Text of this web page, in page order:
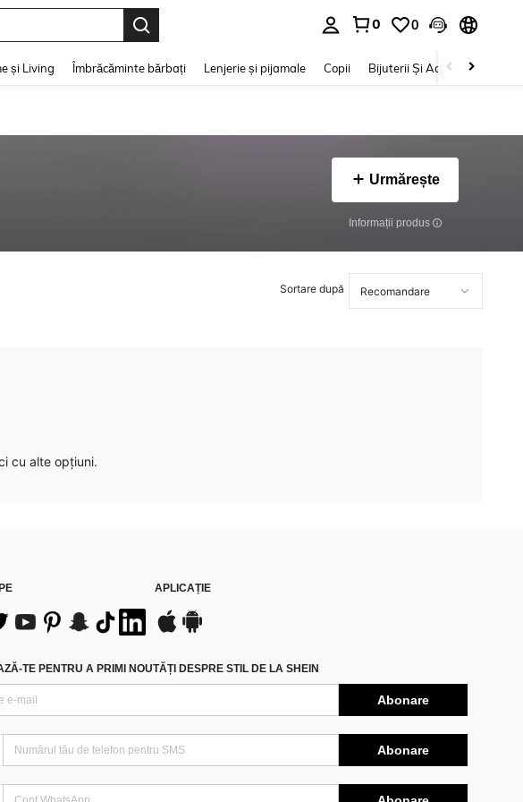
0 0
și Living Îmbrăcăminte bărbați Lenjerie și pijamale Copii Bijuterii Și Accesorii
Urmărește
Informații produs
Sortare după
cu alte opțiuni.
APLICAȚIE
TE PENTRU A PRIMI NOUTĂȚI DESPRE STIL DE LA SHEIN
Abonare
Abonare